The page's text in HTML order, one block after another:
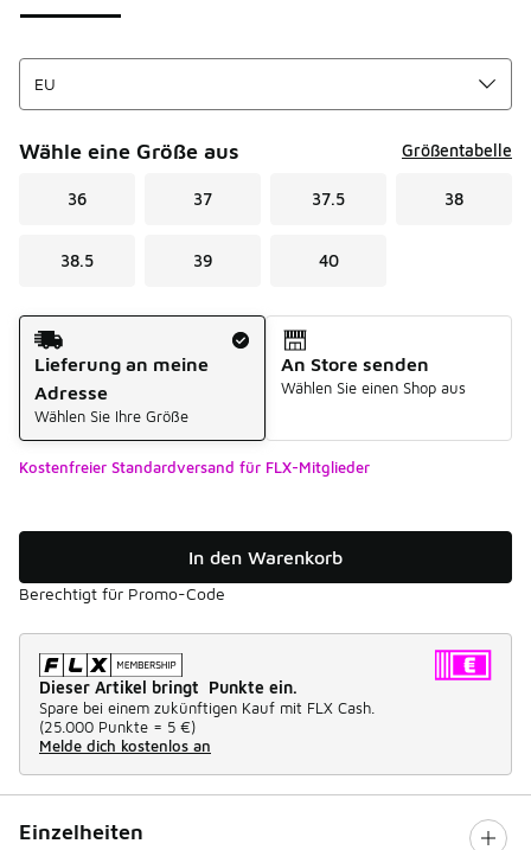
Wähle eine Größe aus Größentabelle
36 37 37.5 38
38.5 39 40
Versandart
Lieferung an meine
Adresse
Wählen Sie Ihre Größe
An Store senden
Wählen Sie einen Shop aus
Kostenfreier Standardversand für FLX-Mitglieder
In den Warenkorb
Berechtigt für Promo-Code
Dieser Artikel bringt Punkte ein.
Spare bei einem zukünftigen Kauf mit FLX Cash.
(25.000 Punkte = 5 €)
Melde dich kostenlos an
Einzelheiten